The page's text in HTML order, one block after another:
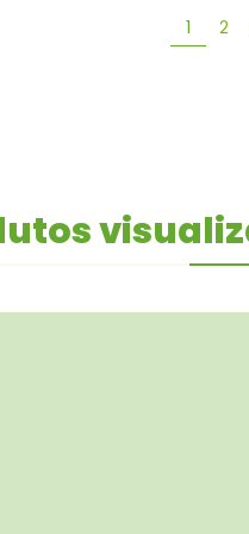
1 2